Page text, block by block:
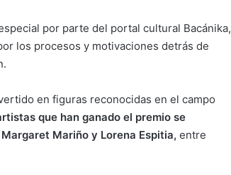
por parte del portal cultural Bacánika,
los procesos y motivaciones detrás de
en figuras reconocidas en el campo
que han ganado el premio se
Mariño y Lorena Espitia, entre